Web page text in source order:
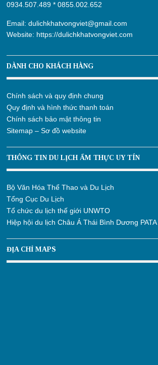
0934.507.489 *0855.002.652
Email:dulichkhatvongviet@gmail.com
Website: https://dulichkhatvongviet.com
DÀNH CHO KHÁCH HÀNG
Chính sách và quy định chung
Quy định và hình thức thanh toán
Chính sách bảo mật thông tin
Sitemap – Sơ đồ website
THÔNG TIN DU LỊCH ẨM THỰC UY TÍN
Bộ Văn Hóa Thể Thao và Du Lịch
Tổng Cục Du Lịch
Tổ chức du lịch thế giới UNWTO
Hiệp hội du lịch Châu Á Thái Bình Dương PATA
ĐỊA CHỈ MAPS